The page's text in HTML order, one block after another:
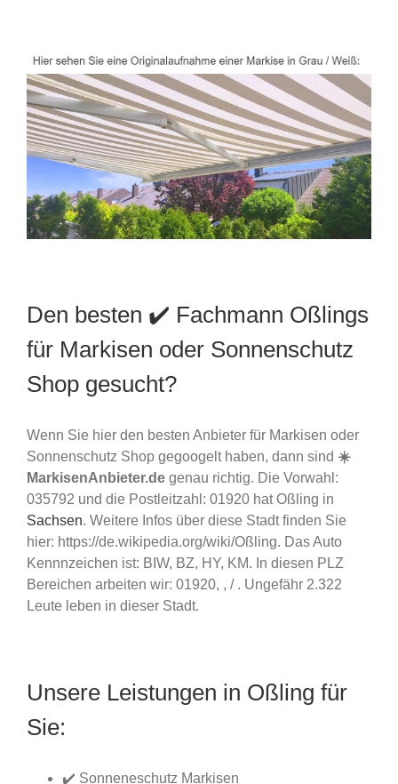
Den besten ✔️ Fachmann Oßlings
für Markisen oder Sonnenschutz
Shop gesucht?
Wenn Sie hier den besten Anbieter für Markisen oder
Sonnenschutz Shop gegoogelt haben, dann sind ☀️
MarkisenAnbieter.de genau richtig. Die Vorwahl:
035792 und die Postleitzahl: 01920 hat Oßling in
Sachsen. Weitere Infos über diese Stadt finden Sie
hier: https://de.wikipedia.org/wiki/Oßling. Das Auto
Kennnzeichen ist: BIW, BZ, HY, KM. In diesen PLZ
Bereichen arbeiten wir: 01920, , / . Ungefähr 2.322
Leute leben in dieser Stadt.
Unsere Leistungen in Oßling für
Sie:
✔️ Sonneneschutz Markisen